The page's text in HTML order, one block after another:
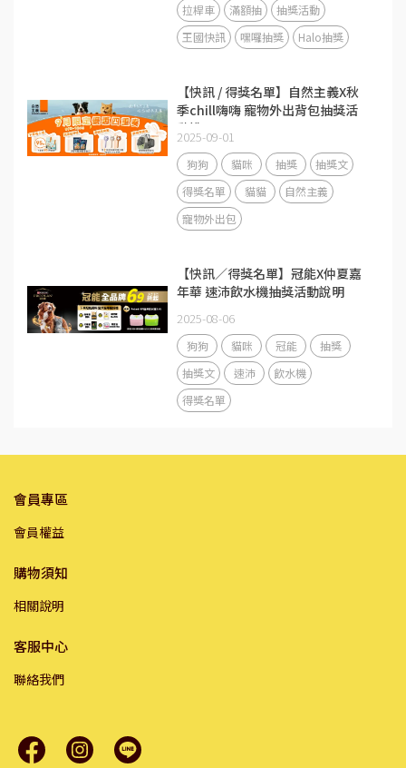
拉桿車
滿額抽
抽獎活動
王國快訊
嘿囉抽獎 Halo抽獎
【快訊 / 得獎名單】自然主義X秋
季chill嗨嗨 寵物外出背包抽獎活
動說明
2025-09-01
狗狗 貓咪 抽獎
抽獎文
得獎名單
貓貓
自然主義
寵物外出包
【快訊／得獎名單】冠能X仲夏嘉
年華 速沛飲水機抽獎活動說明
2025-08-06
狗狗 貓咪 冠能
抽獎
抽獎文
速沛
飲水機
得獎名單
會員專區
會員權益
購物須知
相關說明
客服中心
聯絡我們